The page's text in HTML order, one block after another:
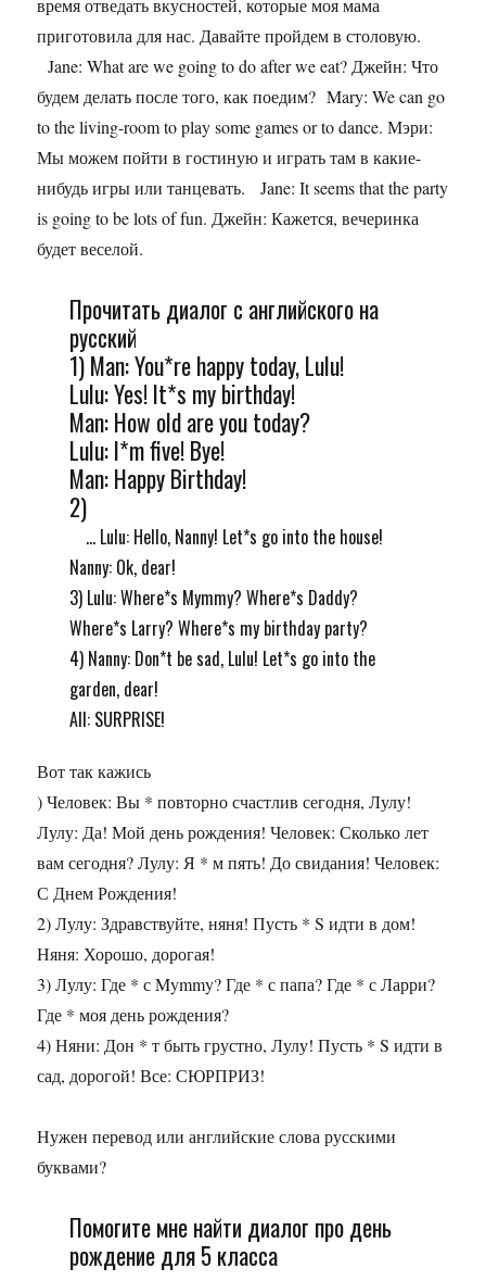
время отведать вкусностей, которые моя мама
приготовила для нас. Давайте пройдем в столовую.
Jane: What are we going to do after we eat? Джейн: Что
будем делать после того, как поедим? Mary: We can go
to the living-room to play some games or to dance. Мэри:
Мы можем пойти в гостиную и играть там в какие-
нибудь игры или танцевать. Jane: It seems that the party
is going to be lots of fun. Джейн: Кажется, вечеринка
будет веселой.
Прочитать диалог с английского на
русский
1) Man: You*re happy today, Lulu!
Lulu: Yes! It*s my birthday!
Man: How old are you today?
Lulu: I*m five! Bye!
Man: Happy Birthday!
2)
... Lulu: Hello, Nanny! Let*s go into the house!
Nanny: Ok, dear!
3) Lulu: Where*s Mymmy? Where*s Daddy?
Where*s Larry? Where*s my birthday party?
4) Nanny: Don*t be sad, Lulu! Let*s go into the
garden, dear!
All: SURPRISE!
Вот так кажись
) Человек: Вы * повторно счастлив сегодня, Лулу!
Лулу: Да! Мой день рождения! Человек: Сколько лет
вам сегодня? Лулу: Я * м пять! До свидания! Человек:
С Днем Рождения!
2) Лулу: Здравствуйте, няня! Пусть * S идти в дом!
Няня: Хорошо, дорогая!
3) Лулу: Где * с Mymmy? Где * с папа? Где * с Ларри?
Где * моя день рождения?
4) Няни: Дон * т быть грустно, Лулу! Пусть * S идти в
сад, дорогой! Все: СЮРПРИЗ!
Нужен перевод или английские слова русскими
буквами?
Помогите мне найти диалог про день
рождение для 5 класса